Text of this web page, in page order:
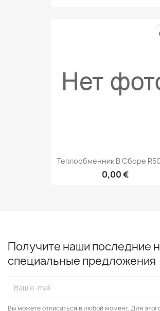
Теплообменник В Сборе
0,00 €
Получите наши последние
специальные предложения
Вы можете отписаться в любой момент. Для